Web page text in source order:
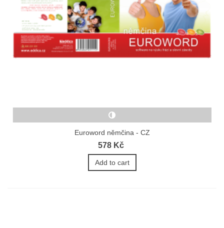
Euroword němčina - CZ
578 Kč
Add to cart